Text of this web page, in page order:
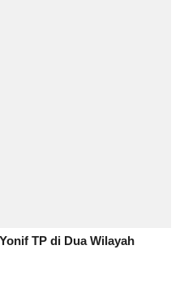
TP di Dua Wilayah